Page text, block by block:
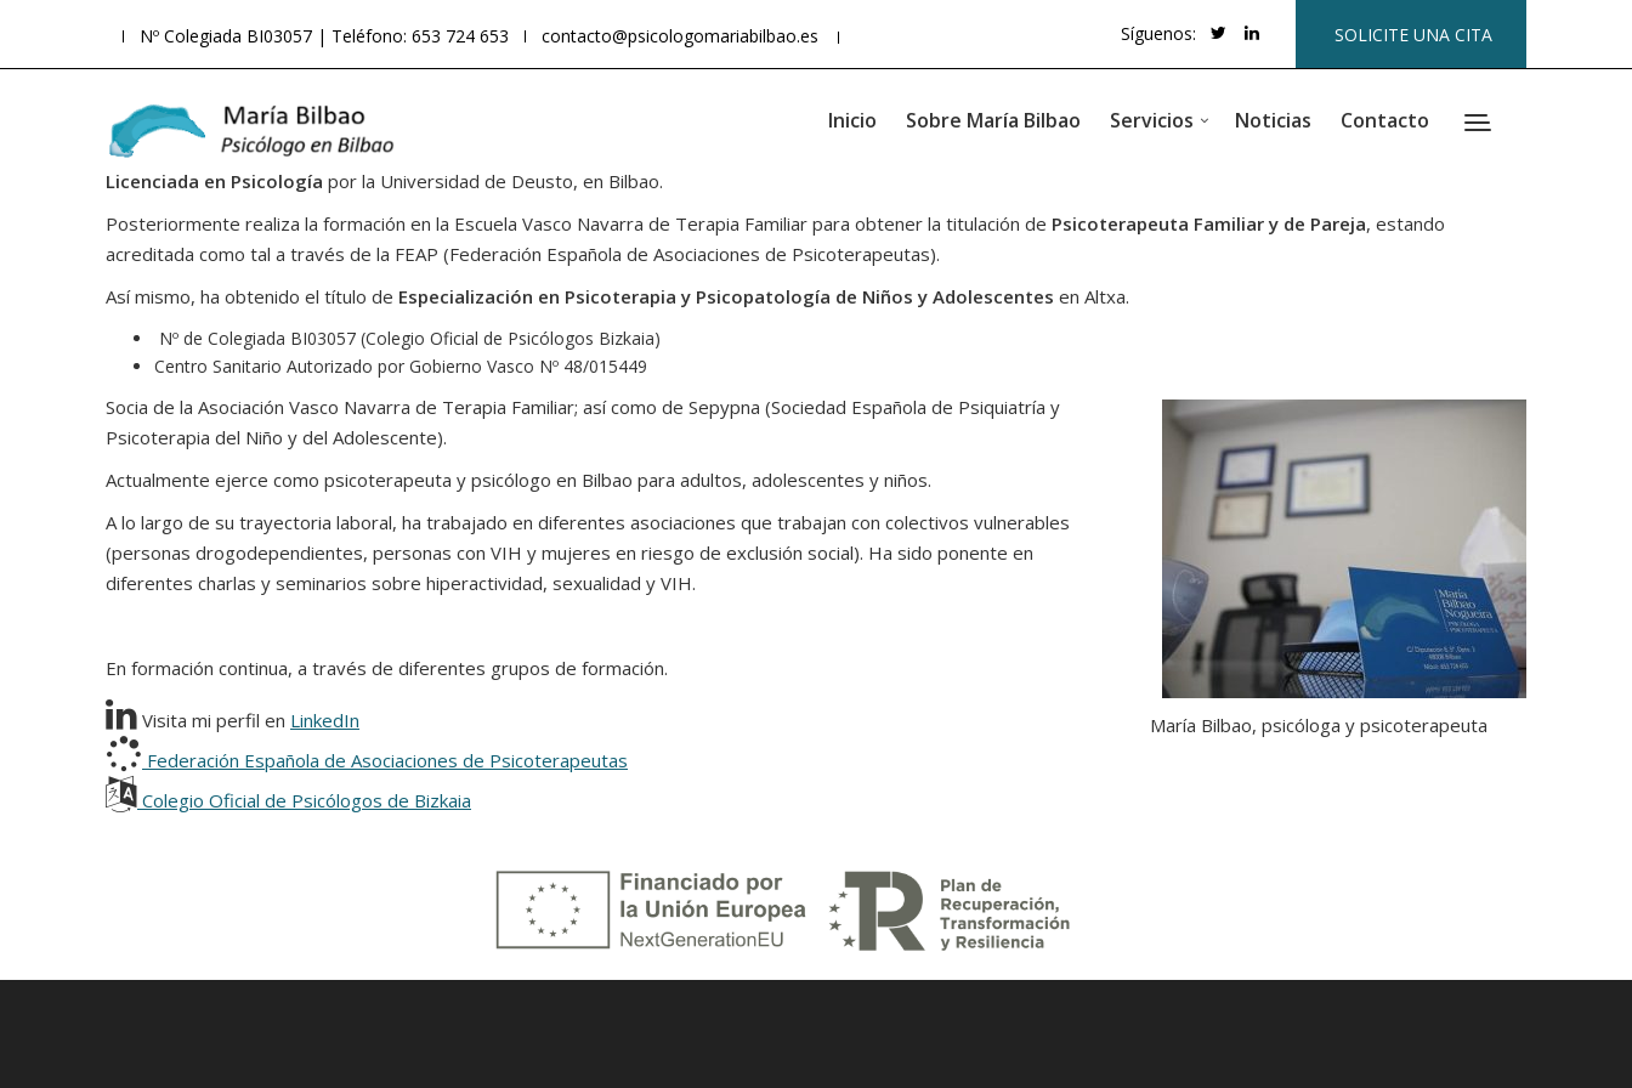
Nº Colegiada BI03057 | Teléfono: 653 724 653 contacto@psicologomariabilbao.es SOLICITE UNA CITA
Síguenos:
Inicio Sobre María Bilbao Servicios Noticias Contacto
Licenciada en Psicología por la Universidad de Deusto, en Bilbao.
Posteriormente realiza la formación en la Escuela Vasco Navarra de Terapia Familiar para obtener la titulación de Psicoterapeuta Familiar y de Pareja, estando
acreditada como tal a través de la FEAP (Federación Española de Asociaciones de Psicoterapeutas).
Así mismo, ha obtenido el título de Especialización en Psicoterapia y Psicopatología de Niños y Adolescentes en Altxa.
Nº de Colegiada BI03057 (Colegio Oficial de Psicólogos Bizkaia)
Centro Sanitario Autorizado por Gobierno Vasco Nº 48/015449
María Bilbao, psicóloga y psicoterapeuta
Socia de la Asociación Vasco Navarra de Terapia Familiar; así como de Sepypna (Sociedad Española de Psiquiatría y
Psicoterapia del Niño y del Adolescente).
Actualmente ejerce como psicoterapeuta y psicólogo en Bilbao para adultos, adolescentes y niños.
A lo largo de su trayectoria laboral, ha trabajado en diferentes asociaciones que trabajan con colectivos vulnerables
(personas drogodependientes, personas con VIH y mujeres en riesgo de exclusión social). Ha sido ponente en
diferentes charlas y seminarios sobre hiperactividad, sexualidad y VIH.
En formación continua, a través de diferentes grupos de formación.
Visita mi perfil en LinkedIn
Federación Española de Asociaciones de Psicoterapeutas
Colegio Oficial de Psicólogos de Bizkaia